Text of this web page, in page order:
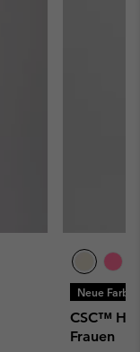
Neue
CSC™
Frauen